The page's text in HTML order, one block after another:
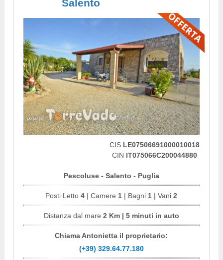
Salento
CIS LE07506691000010018
CIN IT075066C200044880
Pescoluse - Salento - Puglia
Posti Letto4 | Camere 1 | Bagni 1 | Vani2
Distanza dal mare 2 Km | 5 minuti in auto
Chiama Antonietta il proprietario:
(+39) 329.64.77.180